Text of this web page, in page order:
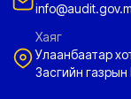
Хаяг
Улаанбаатар
Засгийн газрын